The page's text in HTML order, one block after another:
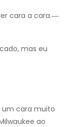
cara a cara.―
mas eu
um cara muito
ao